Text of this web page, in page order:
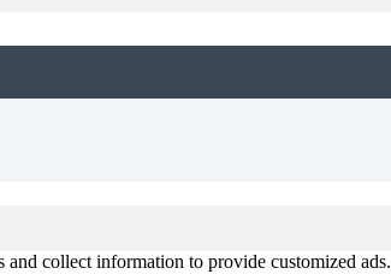
collect information to provide customized ads.